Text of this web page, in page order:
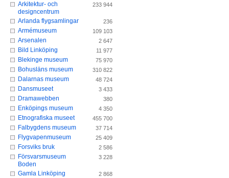
Arkitektur- och
designcentrum
233 944
Arlanda flygsamlingar 236
Armémuseum 109 103
Arsenalen 2 647
Bild Linköping 11 977
Blekinge museum 75 970
Bohusläns museum 310 822
Dalarnas museum 48 724
Dansmuseet 3 433
Dramawebben 380
Enköpings museum 4 350
Etnografiska museet 455 700
Falbygdens museum 37 714
Flygvapenmuseum 25 409
Forsviks bruk 2 586
Försvarsmuseum
Boden
3 228
Gamla Linköping 2 868